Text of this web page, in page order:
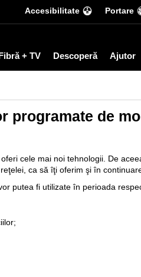
Accesibilitate Portare
+ TV Descoperă Ajutor
programate de
cele mai noi tehnologii. De
ca să îţi oferim şi în
putea fi utilizate în perioada